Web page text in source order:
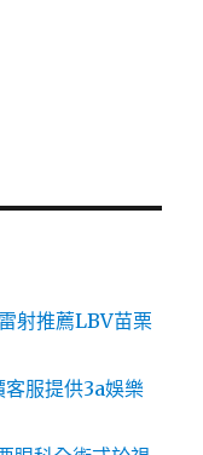
射推薦LBV苗栗
服提供3a娛樂